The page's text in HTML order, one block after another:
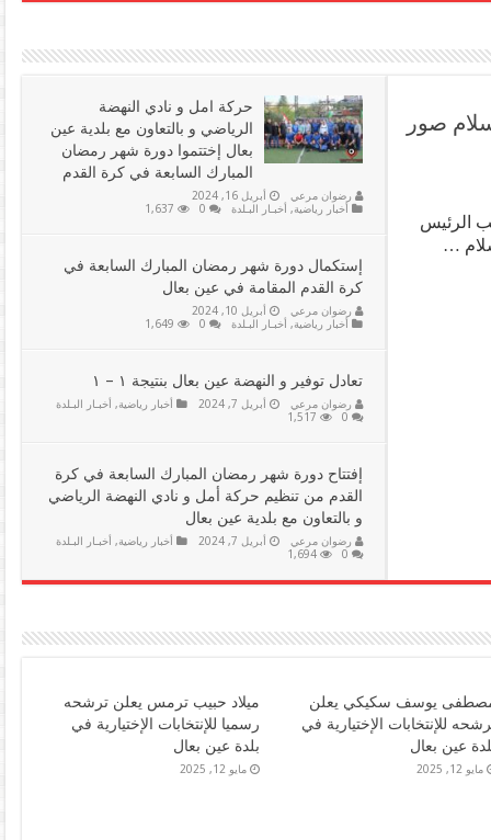
صور
الرئيس
…
حركة امل و نادي النهضة
الرياضي و بالتعاون مع بلدية عين
بعال إختتموا دورة شهر رمضان
المبارك السابعة في كرة القدم
رضوان مرعي
أبريل 16, 2024
أخبار رياضية, أخبـار البـلدة 0
1,637
إستكمال دورة شهر رمضان المبارك السابعة في
كرة القدم المقامة في عين بعال
رضوان مرعي
أبريل 10, 2024
أخبار رياضية, أخبـار البـلدة 0
1,649
تعادل توفير و النهضة عين بعال بنتيجة ١ – ١
رضوان مرعي أبريل 7, 2024 أخبار رياضية, أخبـار البـلدة
0
1,517
إفتتاح دورة شهر رمضان المبارك السابعة في كرة
القدم من تنظيم حركة أمل و نادي النهضة الرياضي
و بالتعاون مع بلدية عين بعال
رضوان مرعي أبريل 7, 2024 أخبار رياضية, أخبـار البـلدة
0
1,694
يوسف سكيكي يعلن
للإنتخابات الإختيارية في
عين بعال
مايو 12, 2025
ميلاد حبيب ترمس يعلن ترشحه
رسميا للإنتخابات الإختيارية في
بلدة عين بعال
مايو 12, 2025